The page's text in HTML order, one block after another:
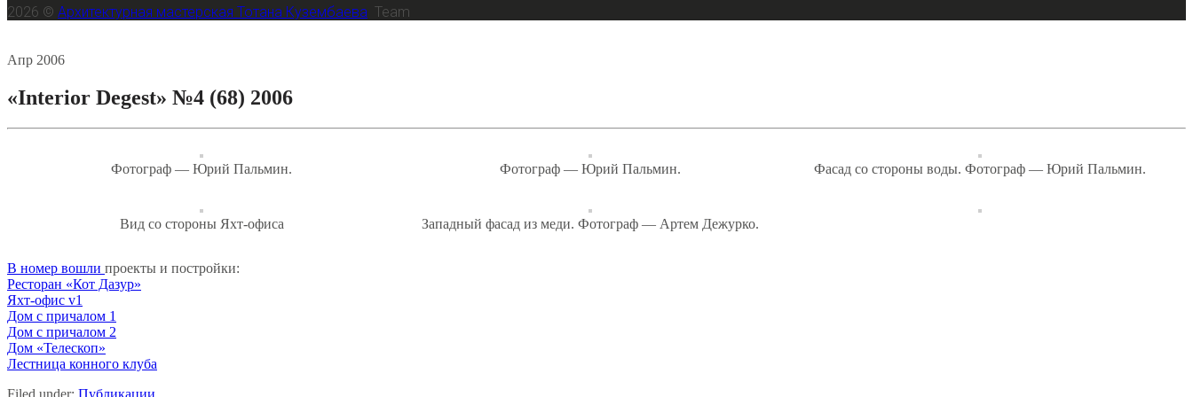
2026 © Архитектурная мастерская Тотана Кузембаева Team
Апр 2006
«Interior Degest» №4 (68) 2006
Фотограф — Юрий Пальмин. Фотограф — Юрий Пальмин. Фасад со стороны воды. Фотограф — Юрий Пальмин.
Вид со стороны Яхт-офиса Западный фасад из меди. Фотограф — Артем Дежурко.
В номер вошли проекты и постройки:
Ресторан «Кот Дазур»
Яхт-офис v1
Дом с причалом 1
Дом с причалом 2
Дом «Телескоп»
Лестница конного клуба
Filed under: Публикации